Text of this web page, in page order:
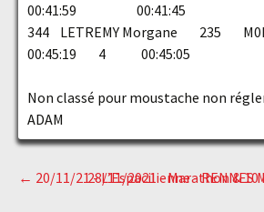
00:41:59 00:41:45
344 LETREMY Morgane 235
00:45:19 4 00:45:05
Non classé pour moustache non
ADAM
Navigation
← 20/11/21 - L’Espacilienne - RENNES
28/11/2021 - Marathon & 10